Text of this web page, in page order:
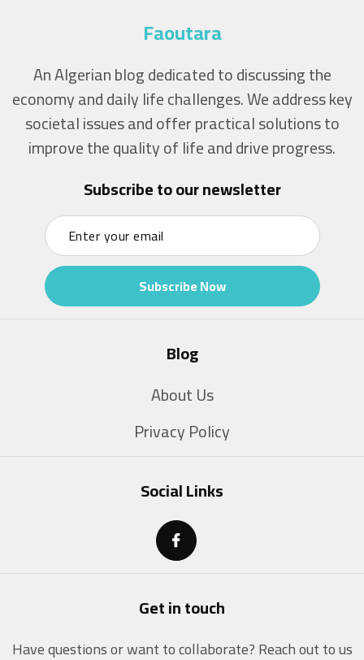
Faoutara
An Algerian blog dedicated to discussing the
economy and daily life challenges. We address key
societal issues and offer practical solutions to
improve the quality of life and drive progress.
Subscribe to our newsletter
Subscribe Now
Blog
About Us
Privacy Policy
Social Links
Get in touch
Have questions or want to collaborate? Reach out to us